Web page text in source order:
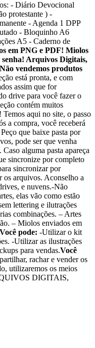
- Diário Devocional
protestante ) -
- Agenda 1 DPP
- Bloquinho A6
A5 - Caderno de
em PNG e PDF! Miolos
Arquivos Digitais,
vendemos produtos
está pronta, e com
assim que for
drive para você fazer o
contém muitos
Temos aqui no site, o passo
a compra, você receberá
que baixe pasta por
pode ser que venha
alguma pasta apareça
sincronize por completo
sincronizar por
os arquivos. Aconselho a
e nuvens.-Não
elas vão como estão
lettering e ilutrações
combinações. – Artes
– Miolos enviados em
Você pode: -Utilizar o kit
-Utilizar as ilustrações
para vendas.Você
rachar e vender os
utilizaremos os meios
DIGITAIS,